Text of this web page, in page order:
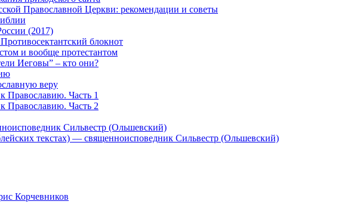
Православной Церкви: рекомендации и советы
(2017)
блокнот
и вообще протестантом
Иеговы” – кто они?
веру
Православию. Часть 1
Православию. Часть 2
Сильвестр (Ольшевский)
текстах) — священноисповедник Сильвестр (Ольшевский)
Корчевников